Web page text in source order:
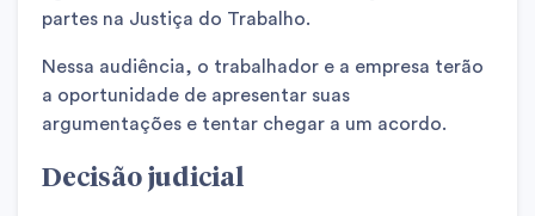
partes na Justiça do Trabalho.
Nessa audiência, o trabalhador e a empresa terão
a oportunidade de apresentar suas
argumentações e tentar chegar a um acordo.
Decisão judicial